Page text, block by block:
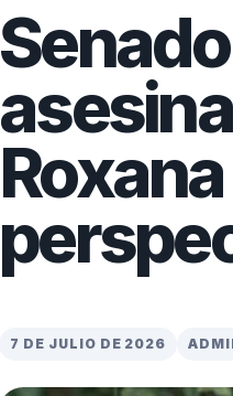
7 DE JULIO DE 2026